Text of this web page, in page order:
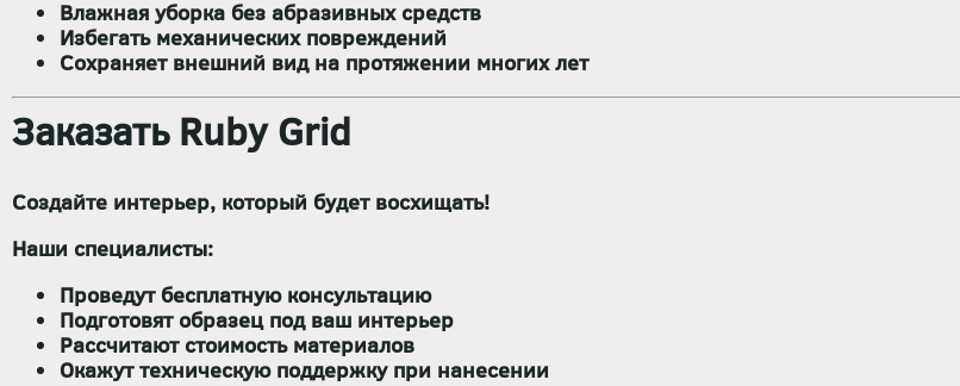
Влажная уборка без абразивных средств
Избегать механических повреждений
Сохраняет внешний вид на протяжении многих лет
Заказать Ruby Grid
Создайте интерьер, который будет восхищать!
Наши специалисты:
Проведут бесплатную консультацию
Подготовят образец под ваш интерьер
Рассчитают стоимость материалов
Окажут техническую поддержку при нанесении